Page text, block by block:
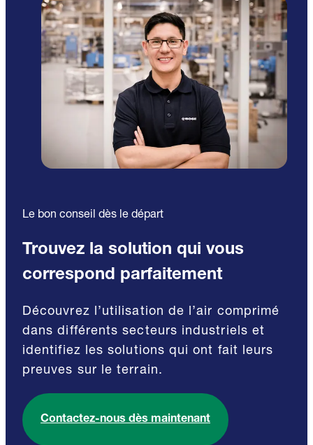
Le bon conseil dès le départ
Trouvez la solution qui vous
correspond parfaitement
Découvrez l’utilisation de l’air comprimé
dans différents secteurs industriels et
identifiez les solutions qui ont fait leurs
preuves sur le terrain.
Contactez-nous dès maintenant